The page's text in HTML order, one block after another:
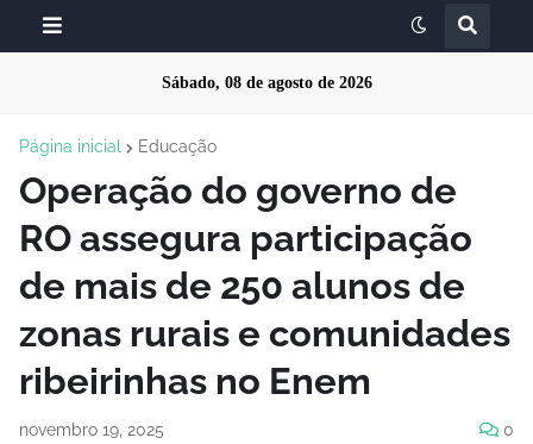
Sábado, 08 de agosto de 2026
Página inicial Educação
Operação do governo de
RO assegura participação
de mais de 250 alunos de
zonas rurais e comunidades
ribeirinhas no Enem
novembro 19, 2025 0